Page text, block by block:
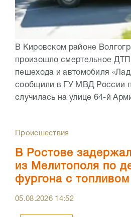
В Кировском районе
произошло смертельное ДТП
пешехода и автомобиля
сообщили в ГУ МВД России
случилась на улице 64-й
Происшествия
В Ростове
из Мелитополя по
фургона с топливом
05.08.2026 14:52